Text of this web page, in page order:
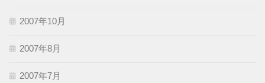
2007年10月
2007年8月
2007年7月